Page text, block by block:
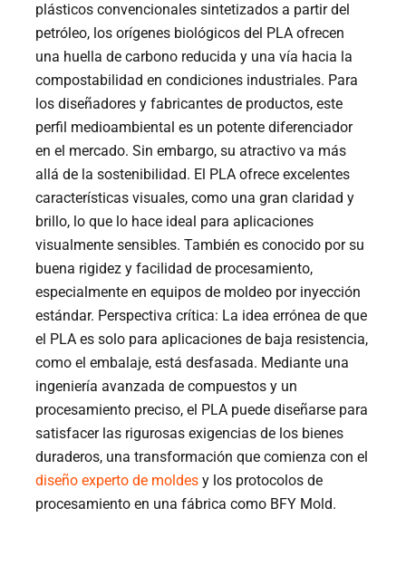
plásticos convencionales sintetizados a partir del
petróleo, los orígenes biológicos del PLA ofrecen
una huella de carbono reducida y una vía hacia la
compostabilidad en condiciones industriales. Para
los diseñadores y fabricantes de productos, este
perfil medioambiental es un potente diferenciador
en el mercado. Sin embargo, su atractivo va más
allá de la sostenibilidad. El PLA ofrece excelentes
características visuales, como una gran claridad y
brillo, lo que lo hace ideal para aplicaciones
visualmente sensibles. También es conocido por su
buena rigidez y facilidad de procesamiento,
especialmente en equipos de moldeo por inyección
estándar. Perspectiva crítica: La idea errónea de que
el PLA es solo para aplicaciones de baja resistencia,
como el embalaje, está desfasada. Mediante una
ingeniería avanzada de compuestos y un
procesamiento preciso, el PLA puede diseñarse para
satisfacer las rigurosas exigencias de los bienes
duraderos, una transformación que comienza con el
diseño experto de moldes y los protocolos de
procesamiento en una fábrica como BFY Mold.